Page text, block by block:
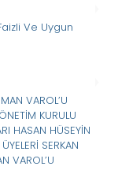
Ve Uygun
VAROL’U
KURULU
HASAN HÜSEYİN
SERKAN
VAROL’U